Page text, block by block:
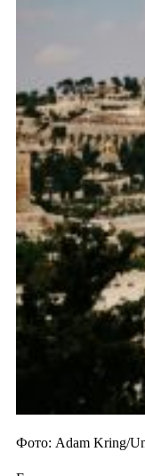
Фото: Adam Kring/